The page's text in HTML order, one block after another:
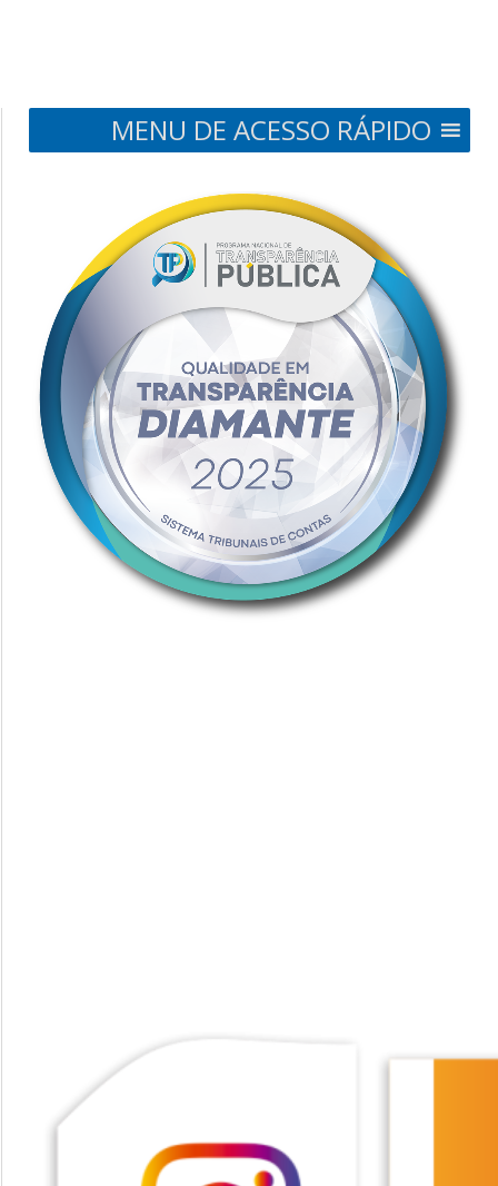
MENU DE ACESSO RÁPIDO